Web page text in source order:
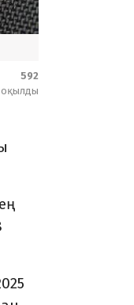
592
оқылды